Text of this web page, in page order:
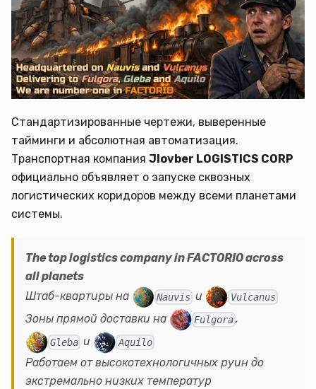
Стандартизированные чертежи, выверенные
тайминги и абсолютная автоматизация.
Транспортная компания Jlovber LOGISTICS CORP
официально объявляет о запуске сквозных
логистических коридоров между всеми планетами
системы.
The top logistics company in FACTORIO across
all planets
Штаб-квартиры на
Nauvis и Vulcanus
Зоны прямой доставки на Fulgora ,
Gleba и Aquilo
Работаем от высокотехнологичных руин до
экстремально низких температур